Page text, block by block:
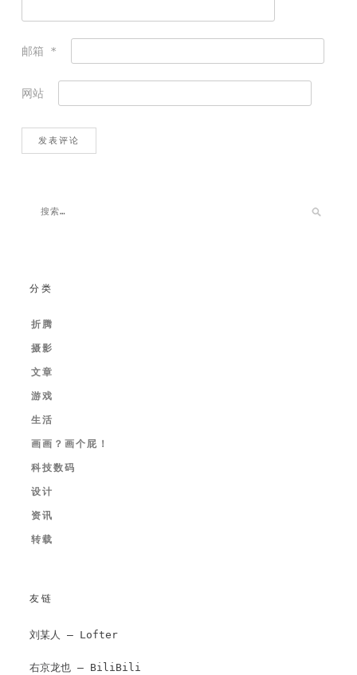
邮箱 *
网站
分类
折腾
摄影
文章
游戏
生活
画画？画个屁！
科技数码
设计
资讯
转载
友链
刘某人 – Lofter
右京龙也 – BiliBili